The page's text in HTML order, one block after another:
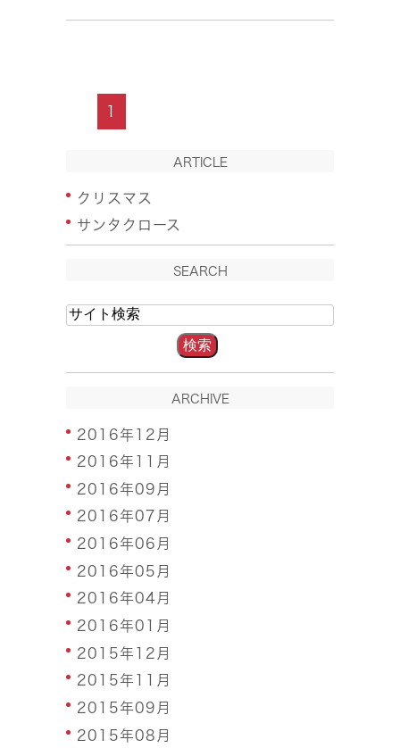
1
ARTICLE
クリスマス
サンタクロース
SEARCH
ARCHIVE
2016年12月
2016年11月
2016年09月
2016年07月
2016年06月
2016年05月
2016年04月
2016年01月
2015年12月
2015年11月
2015年09月
2015年08月